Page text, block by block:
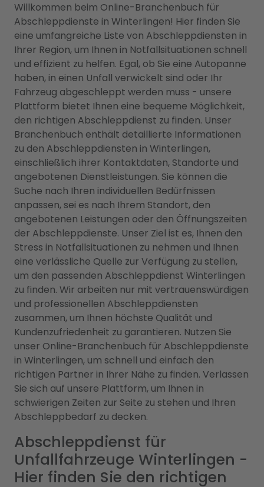
Willkommen beim Online-Branchenbuch für
Abschleppdienste in Winterlingen! Hier finden Sie
eine umfangreiche Liste von Abschleppdiensten in
Ihrer Region, um Ihnen in Notfallsituationen schnell
und effizient zu helfen. Egal, ob Sie eine Autopanne
haben, in einen Unfall verwickelt sind oder Ihr
Fahrzeug abgeschleppt werden muss - unsere
Plattform bietet Ihnen eine bequeme Möglichkeit,
den richtigen Abschleppdienst zu finden. Unser
Branchenbuch enthält detaillierte Informationen
zu den Abschleppdiensten in Winterlingen,
einschließlich ihrer Kontaktdaten, Standorte und
angebotenen Dienstleistungen. Sie können die
Suche nach Ihren individuellen Bedürfnissen
anpassen, sei es nach Ihrem Standort, den
angebotenen Leistungen oder den Öffnungszeiten
der Abschleppdienste. Unser Ziel ist es, Ihnen den
Stress in Notfallsituationen zu nehmen und Ihnen
eine verlässliche Quelle zur Verfügung zu stellen,
um den passenden Abschleppdienst Winterlingen
zu finden. Wir arbeiten nur mit vertrauenswürdigen
und professionellen Abschleppdiensten
zusammen, um Ihnen höchste Qualität und
Kundenzufriedenheit zu garantieren. Nutzen Sie
unser Online-Branchenbuch für Abschleppdienste
in Winterlingen, um schnell und einfach den
richtigen Partner in Ihrer Nähe zu finden. Verlassen
Sie sich auf unsere Plattform, um Ihnen in
schwierigen Zeiten zur Seite zu stehen und Ihren
Abschleppbedarf zu decken.
Abschleppdienst für
Unfallfahrzeuge Winterlingen -
Hier finden Sie den richtigen